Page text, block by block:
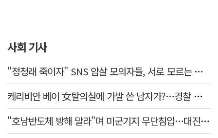
사회 기사
"정청래 죽이자" SNS 암살 모의자들, 서로 모르는 사이였다…檢송치
케리비안 베이 女탈의실에 가발 쓴 남자가?…경찰 추적 중
"호남반도체 방해 말라"며 미군기지 무단침입…대진연 회원 3명 '구속'